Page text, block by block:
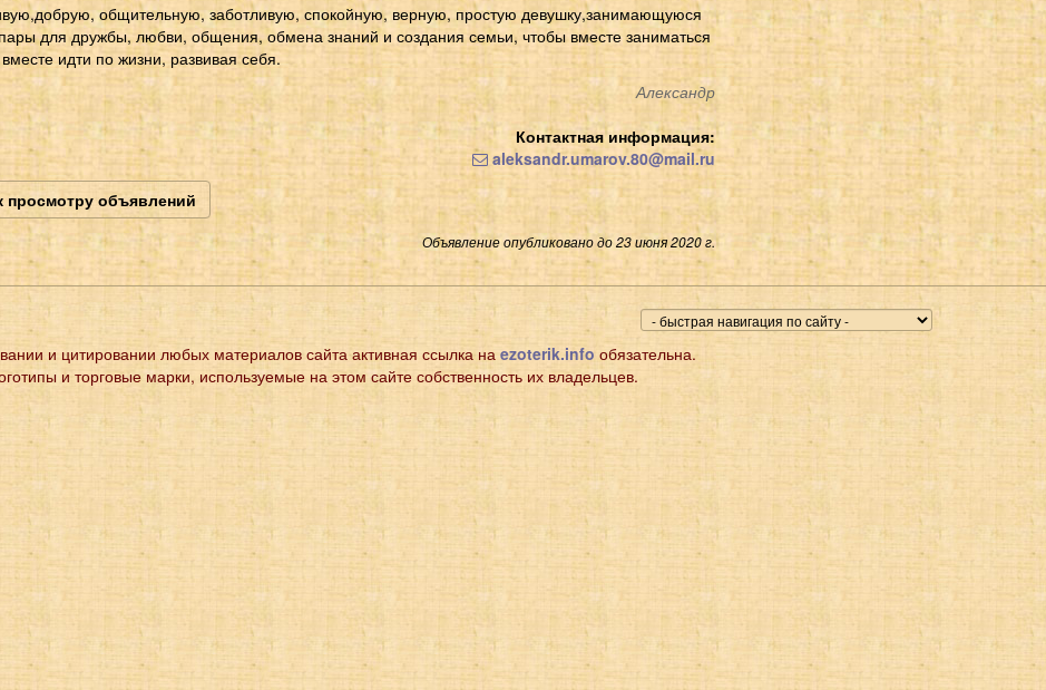
общительную, заботливую, спокойную, верную, простую девушку,занимающуюся
для дружбы, любви, общения, обмена знаний и создания семьи, чтобы вместе заниматься
идти по жизни, развивая себя.
Александр
Контактная информация:
aleksandr.umarov.80@mail.ru
просмотру объявлений
Объявление опубликовано до 23 июня 2020 г.
и цитировании любых материалов сайта активная ссылка на ezoterik.info обязательна.
и торговые марки, используемые на этом сайте собственность их владельцев.